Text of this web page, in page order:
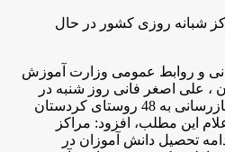
شبانه روزی کشور در حال
و روابط عمومی وزارت آموزش
علی اصغر فانی روز شنبه در
آیین بهره برداری از پروژه گازرسانی به 48 روستای کردستان
این مطلب، افزود: مراکز
تحصیل دانش آموزان در